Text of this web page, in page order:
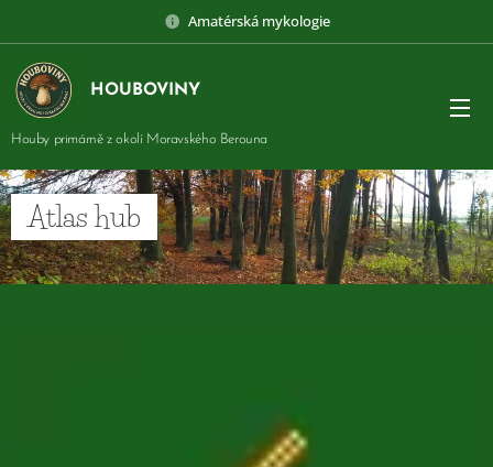
Amatérská mykologie
HOUBOVINY
Houby primárně z okolí Moravského Berouna
Atlas hub